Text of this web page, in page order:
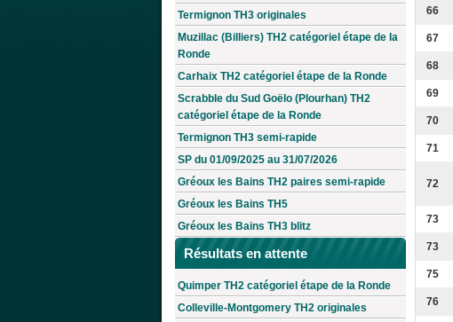
Termignon TH3 originales
Muzillac (Billiers) TH2 catégoriel étape de la
Ronde
Carhaix TH2 catégoriel étape de la Ronde
Scrabble du Sud Goëlo (Plourhan) TH2
catégoriel étape de la Ronde
Termignon TH3 semi-rapide
SP du 01/09/2025 au 31/07/2026
Gréoux les Bains TH2 paires semi-rapide
Gréoux les Bains TH5
Gréoux les Bains TH3 blitz
Résultats en attente
Quimper TH2 catégoriel étape de la Ronde
Colleville-Montgomery TH2 originales
66
67
68
69
70
71
72
73
73
75
76